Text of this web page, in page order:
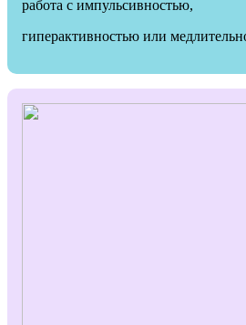
работа с импульсивностью,
гиперактивностью или